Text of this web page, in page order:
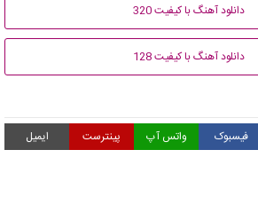
دانلود آهنگ با کیفیت 320
دانلود آهنگ با کیفیت 128
فیسبوک واتس آپ پینترست ایمیل